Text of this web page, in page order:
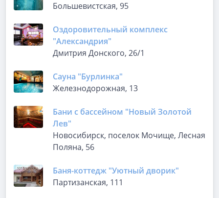
Большевистская, 95
Оздоровительный комплекс
"Александрия"
Дмитрия Донского, 26/1
Сауна "Бурлинка"
Железнодорожная, 13
Бани с бассейном "Новый Золотой
Лев"
Новосибирск, поселок Мочище, Лесная
Поляна, 56
Баня-коттедж "Уютный дворик"
Партизанская, 111